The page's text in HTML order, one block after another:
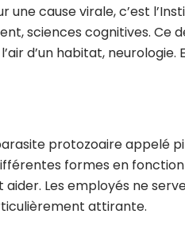
une cause virale, c’est
sciences cognitives. Ce
d’un habitat, neurologie.
protozoaire appelé
formes en
Les employés ne
attirante.